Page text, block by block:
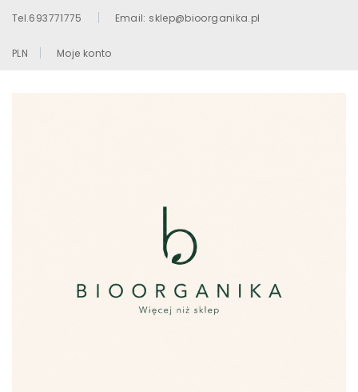
Tel.693771775 Email: sklep@bioorganika.pl
PLN Moje konto